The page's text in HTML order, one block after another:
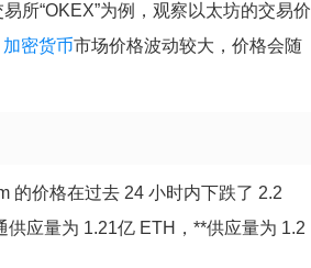
所“OKEX”为例，观察以太坊的交易价
加密货币市场价格波动较大，价格会随
的价格在过去 24 小时内下跌了 2.2
应量为 1.21亿 ETH，**供应量为 1.2